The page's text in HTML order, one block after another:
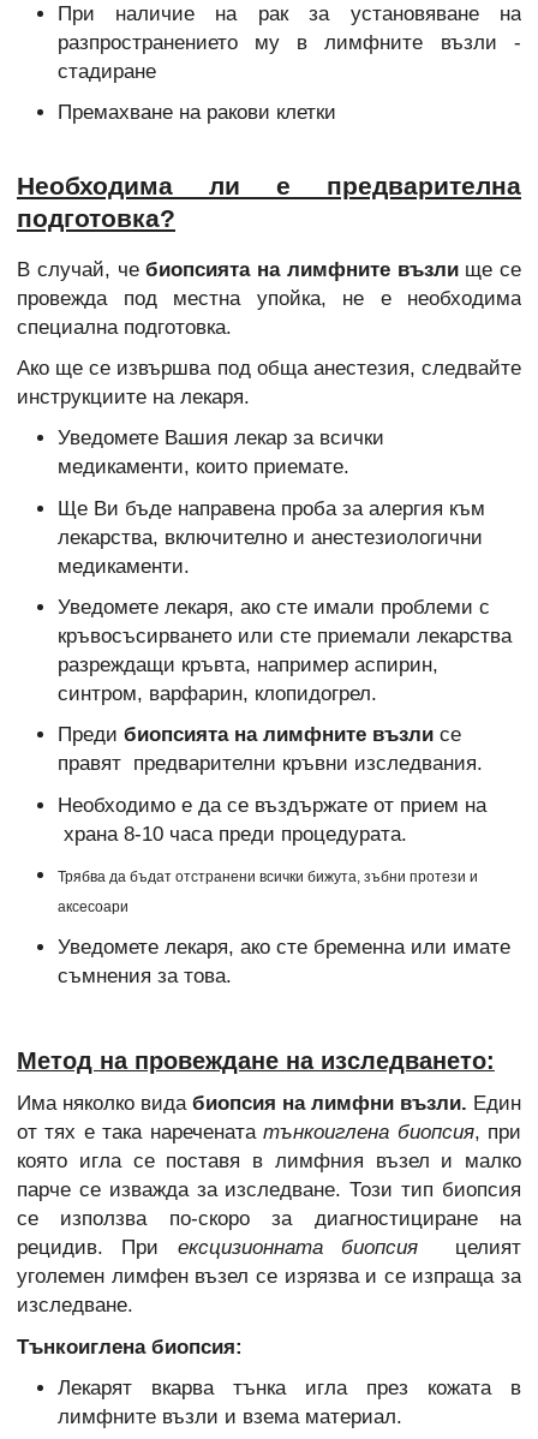
При наличие на рак за установяване на
разпространението му в лимфните възли -
стадиране
Премахване на ракови клетки
Необходима ли е предварителна
подготовка?
В случай, чебиопсията на лимфните възлище се
провежда под местна упойка, не е необходима
специална подготовка.
Ако ще се извършва под обща анестезия, следвайте
инструкциите на лекаря.
Уведомете Вашия лекар за всички
медикаменти, които приемате.
Ще Ви бъде направена проба за алергия към
лекарства, включително и анестезиологични
медикаменти.
Уведомете лекаря, ако сте имали проблеми с
кръвосъсирването или сте приемали лекарства
разреждащи кръвта, например аспирин,
синтром, варфарин, клопидогрел.
Преди биопсията на лимфните възлисе
правят предварителни кръвни изследвания.
Необходимо е да се въздържате от прием на
храна 8-10 часа преди процедурата.
Трябва да бъдат отстранени всички бижута, зъбни протези и
аксесоари
Уведомете лекаря, ако сте бременна или имате
съмнения за това.
Метод на провеждане на изследването:
Има няколко видабиопсия на лимфни възли. Един
от тях е така нареченататънкоиглена биопсия, при
която игла се поставя в лимфния възел и малко
парче се изважда за изследване. Този тип биопсия
се използва по-скоро за диагностициране на
рецидив. При ексцизионната биопсия целият
уголемен лимфен възел се изрязва и се изпраща за
изследване.
Тънкоиглена биопсия:
Лекарят вкарва тънка игла през кожата в
лимфните възли и взема материал.